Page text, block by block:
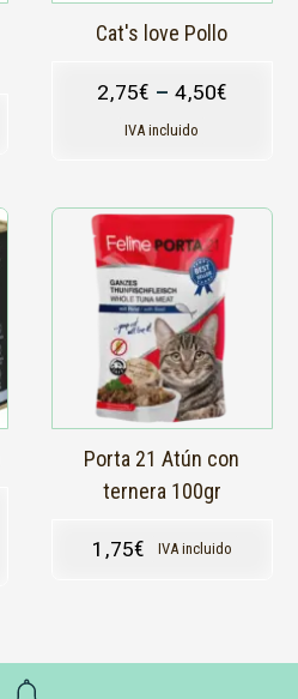
Cat's love Pollo
2,75€ – 4,50€
IVA incluido
elegir
página
Porta 21 Atún con
ternera 100gr
1,75€ IVA incluido